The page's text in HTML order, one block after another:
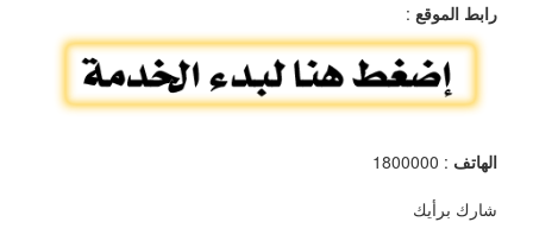
رابط الموقع :
الهاتف : 1800000
شارك برأيك